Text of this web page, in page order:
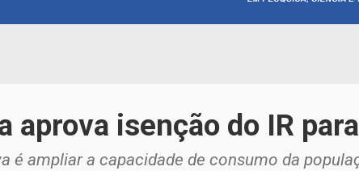
aprova isenção do IR
é ampliar a capacidade de consumo da